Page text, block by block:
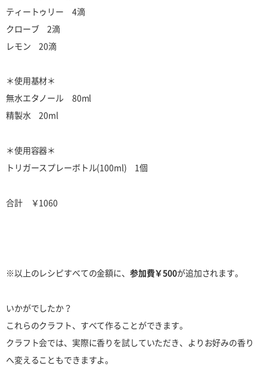
ティートゥリー 4滴
クローブ 2滴
レモン 20滴
＊使用基材＊
無水エタノール 80ml
精製水 20ml
＊使用容器＊
トリガースプレーボトル(100ml) 1個
合計 ￥1060
※以上のレシピすべての金額に、 参加費￥500が追加されます。
いかがでしたか？
これらのクラフト、すべて作ることができます。
クラフト会では、実際に香りを試していただき、よりお好みの香り
へ変えることもできますよ。